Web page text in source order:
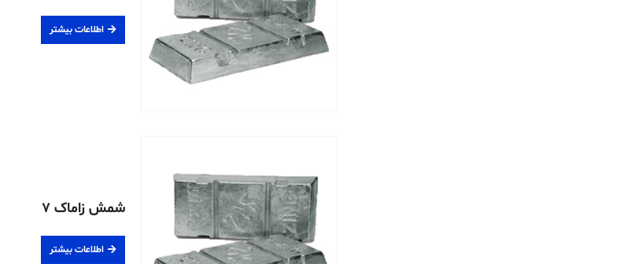
اطلاعات بیشتر
شمش زاماک ۷
اطلاعات بیشتر